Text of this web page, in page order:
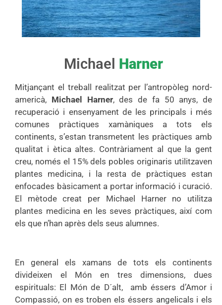
Michael Harner
Mitjançant el treball realitzat per l’antropòleg nord-
americà, Michael Harner, des de fa 50 anys, de
recuperació i ensenyament de les principals i més
comunes pràctiques xamàniques a tots els
continents, s’estan transmetent les pràctiques amb
qualitat i ètica altes. Contràriament al que la gent
creu, només el 15% dels pobles originaris utilitzaven
plantes medicina, i la resta de pràctiques estan
enfocades bàsicament a portar informació i curació.
El mètode creat per Michael Harner no utilitza
plantes medicina en les seves pràctiques, així com
els que n’han après dels seus alumnes.
En general els xamans de tots els continents
divideixen el Món en tres dimensions, dues
espirituals: El Món de D´alt, amb éssers d’Amor i
Compassió, on es troben els éssers angelicals i els